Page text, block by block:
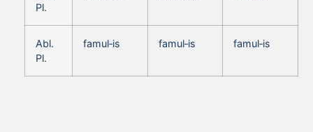
Pl.
Abl.
Pl.
famul‑is famul‑is famul‑is